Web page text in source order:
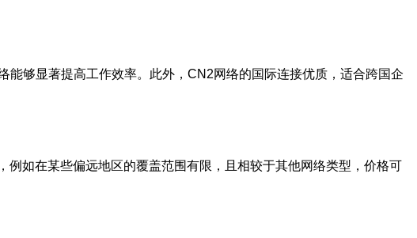
够显著提高工作效率。此外，CN2网络的国际连接优质，适合跨国企
如在某些偏远地区的覆盖范围有限，且相较于其他网络类型，价格可